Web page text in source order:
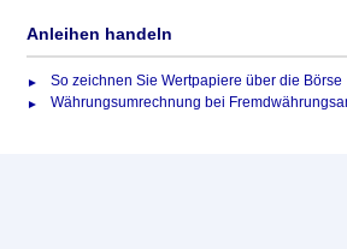
Anleihen handeln
So zeichnen Sie Wertpapiere über die Börse
Währungsumrechnung bei